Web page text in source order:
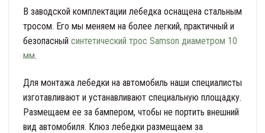
В заводской комплектации лебедка оснащена стальным
тросом. Его мы меняем на более легкий, практичный и
безопасный синтетический трос Samson диаметром 10
мм.
Для монтажа лебедки на автомобиль наши специалисты
изготавливают и устанавливают специальную площадку.
Размещаем ее за бампером, чтобы не портить внешний
вид автомобиля. Клюз лебедки размещаем за